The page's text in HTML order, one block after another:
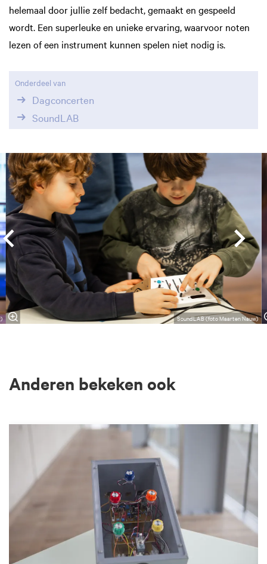
helemaal door jullie zelf bedacht, gemaakt en gespeeld
wordt. Een superleuke en unieke ervaring, waarvoor noten
lezen of een instrument kunnen spelen niet nodig is.
Onderdeel van
Dagconcerten
SoundLAB
Overslaan
SoundLAB (foto Maarten Nauw)
Anderen bekeken ook